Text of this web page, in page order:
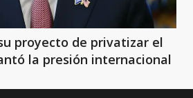
proyecto de privatizar el
la presión internacional